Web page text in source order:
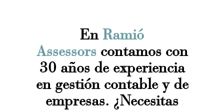
En Ramió
Assessorscontamos con
30 años de experiencia
en gestión contable y de
empresas. ¿Necesitas